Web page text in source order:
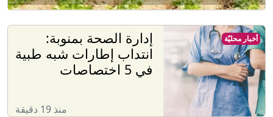
إدارة الصحة بمنوبة:
انتداب إطارات شبه طبية
في 5 اختصاصات
منذ 19 دقيقة
أخبار محليّة